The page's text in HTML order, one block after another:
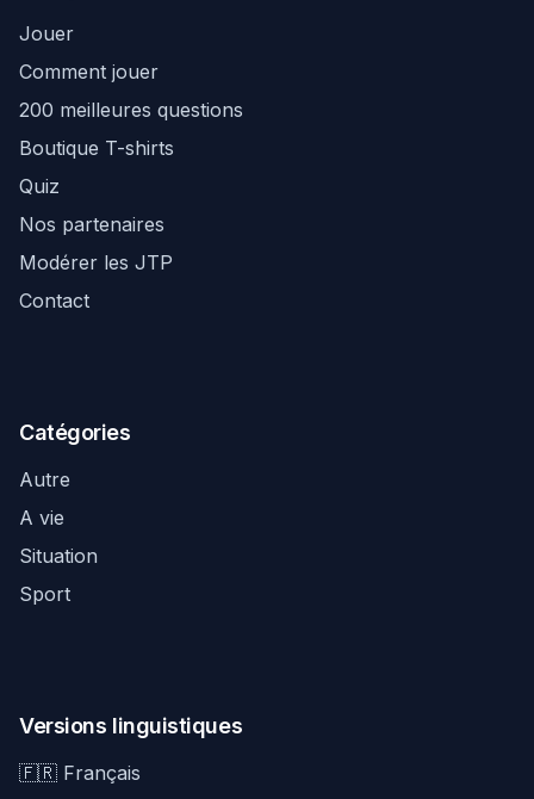
Jouer
Comment jouer
200 meilleures questions
Boutique T-shirts
Quiz
Nos partenaires
Modérer les JTP
Contact
Catégories
Autre
A vie
Situation
Sport
Versions linguistiques
🇫🇷 Français